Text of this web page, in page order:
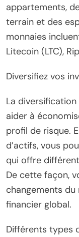
appartements,
terrain et des
monnaies
Litecoin (LTC),
Diversifiez vos
La
aider à
profil de risque.
d’actifs, vous
qui offre
De cette façon,
changements
financier global.
Différents types